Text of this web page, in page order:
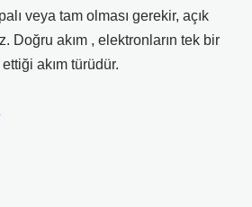
veya tam olması gerekir, açık
Doğru akım , elektronların tek bir
akım türüdür.